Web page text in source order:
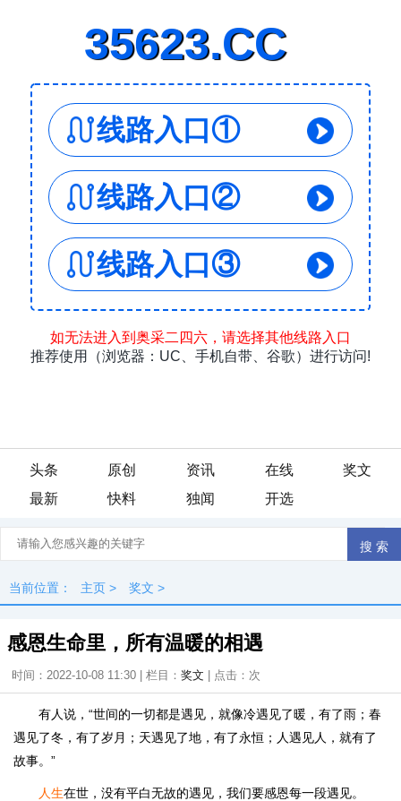
头条 原创 资讯 在线
奖文
最新
快料 独闻 开选
当前位置： 主页 > 奖文 >
感恩生命里，所有温暖的相遇
时间：2022-10-08 11:30 | 栏目： 奖文 | 点击： 次
有人说，“世间的一切都是遇见，就像冷遇见了暖，有了雨；春
遇见了冬，有了岁月；天遇见了地，有了永恒；人遇见人，就有了
故事。”
人生在世，没有平白无故的遇见，我们要感恩每一段遇见。